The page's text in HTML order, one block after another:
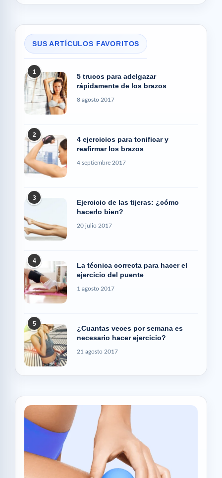
SUS ARTÍCULOS FAVORITOS
1
5 trucos para adelgazar
rápidamente de los brazos
8 agosto 2017
2
4 ejercicios para tonificar y
reafirmar los brazos
4 septiembre 2017
3
Ejercicio de las tijeras: ¿cómo
hacerlo bien?
20 julio 2017
4
La técnica correcta para hacer el
ejercicio del puente
1 agosto 2017
5
¿Cuantas veces por semana es
necesario hacer ejercicio?
21 agosto 2017